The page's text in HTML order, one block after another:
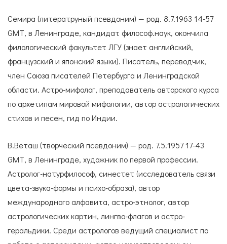
Семира (литератруный псевдоним) — род. 8.7.1963 14-57
GМТ, в Ленинграде, кандидат философ.наук, окончила
филологический факультет ЛГУ (знает английский,
французский и японский языки). Писатель, переводчик,
член Союза писателей Петербурга и Ленинградской
области. Астро-мифолог, преподаватель авторского курса
по архетипам мировой мифологии, автор астрологических
стихов и песен, гид по Индии.
В.Веташ (творческий псевдоним) — род. 7.5.1957 17-43
GМТ, в Ленинграде, художник по первой профессии.
Астролог-натурфилософ, синестет (исследователь связи
цвета-звука-формы и психо-образа), автор
международного алфавита, астро-этнолог, автор
астрологических картин, лингво-флагов и астро-
геральдики. Среди астрологов ведущий специалист по